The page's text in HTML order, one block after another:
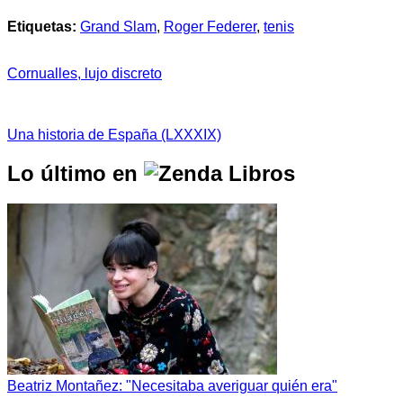
Etiquetas: Grand Slam, Roger Federer, tenis
Cornualles, lujo discreto
Una historia de España (LXXXIX)
Lo último en
Beatriz Montañez: "Necesitaba averiguar quién era"